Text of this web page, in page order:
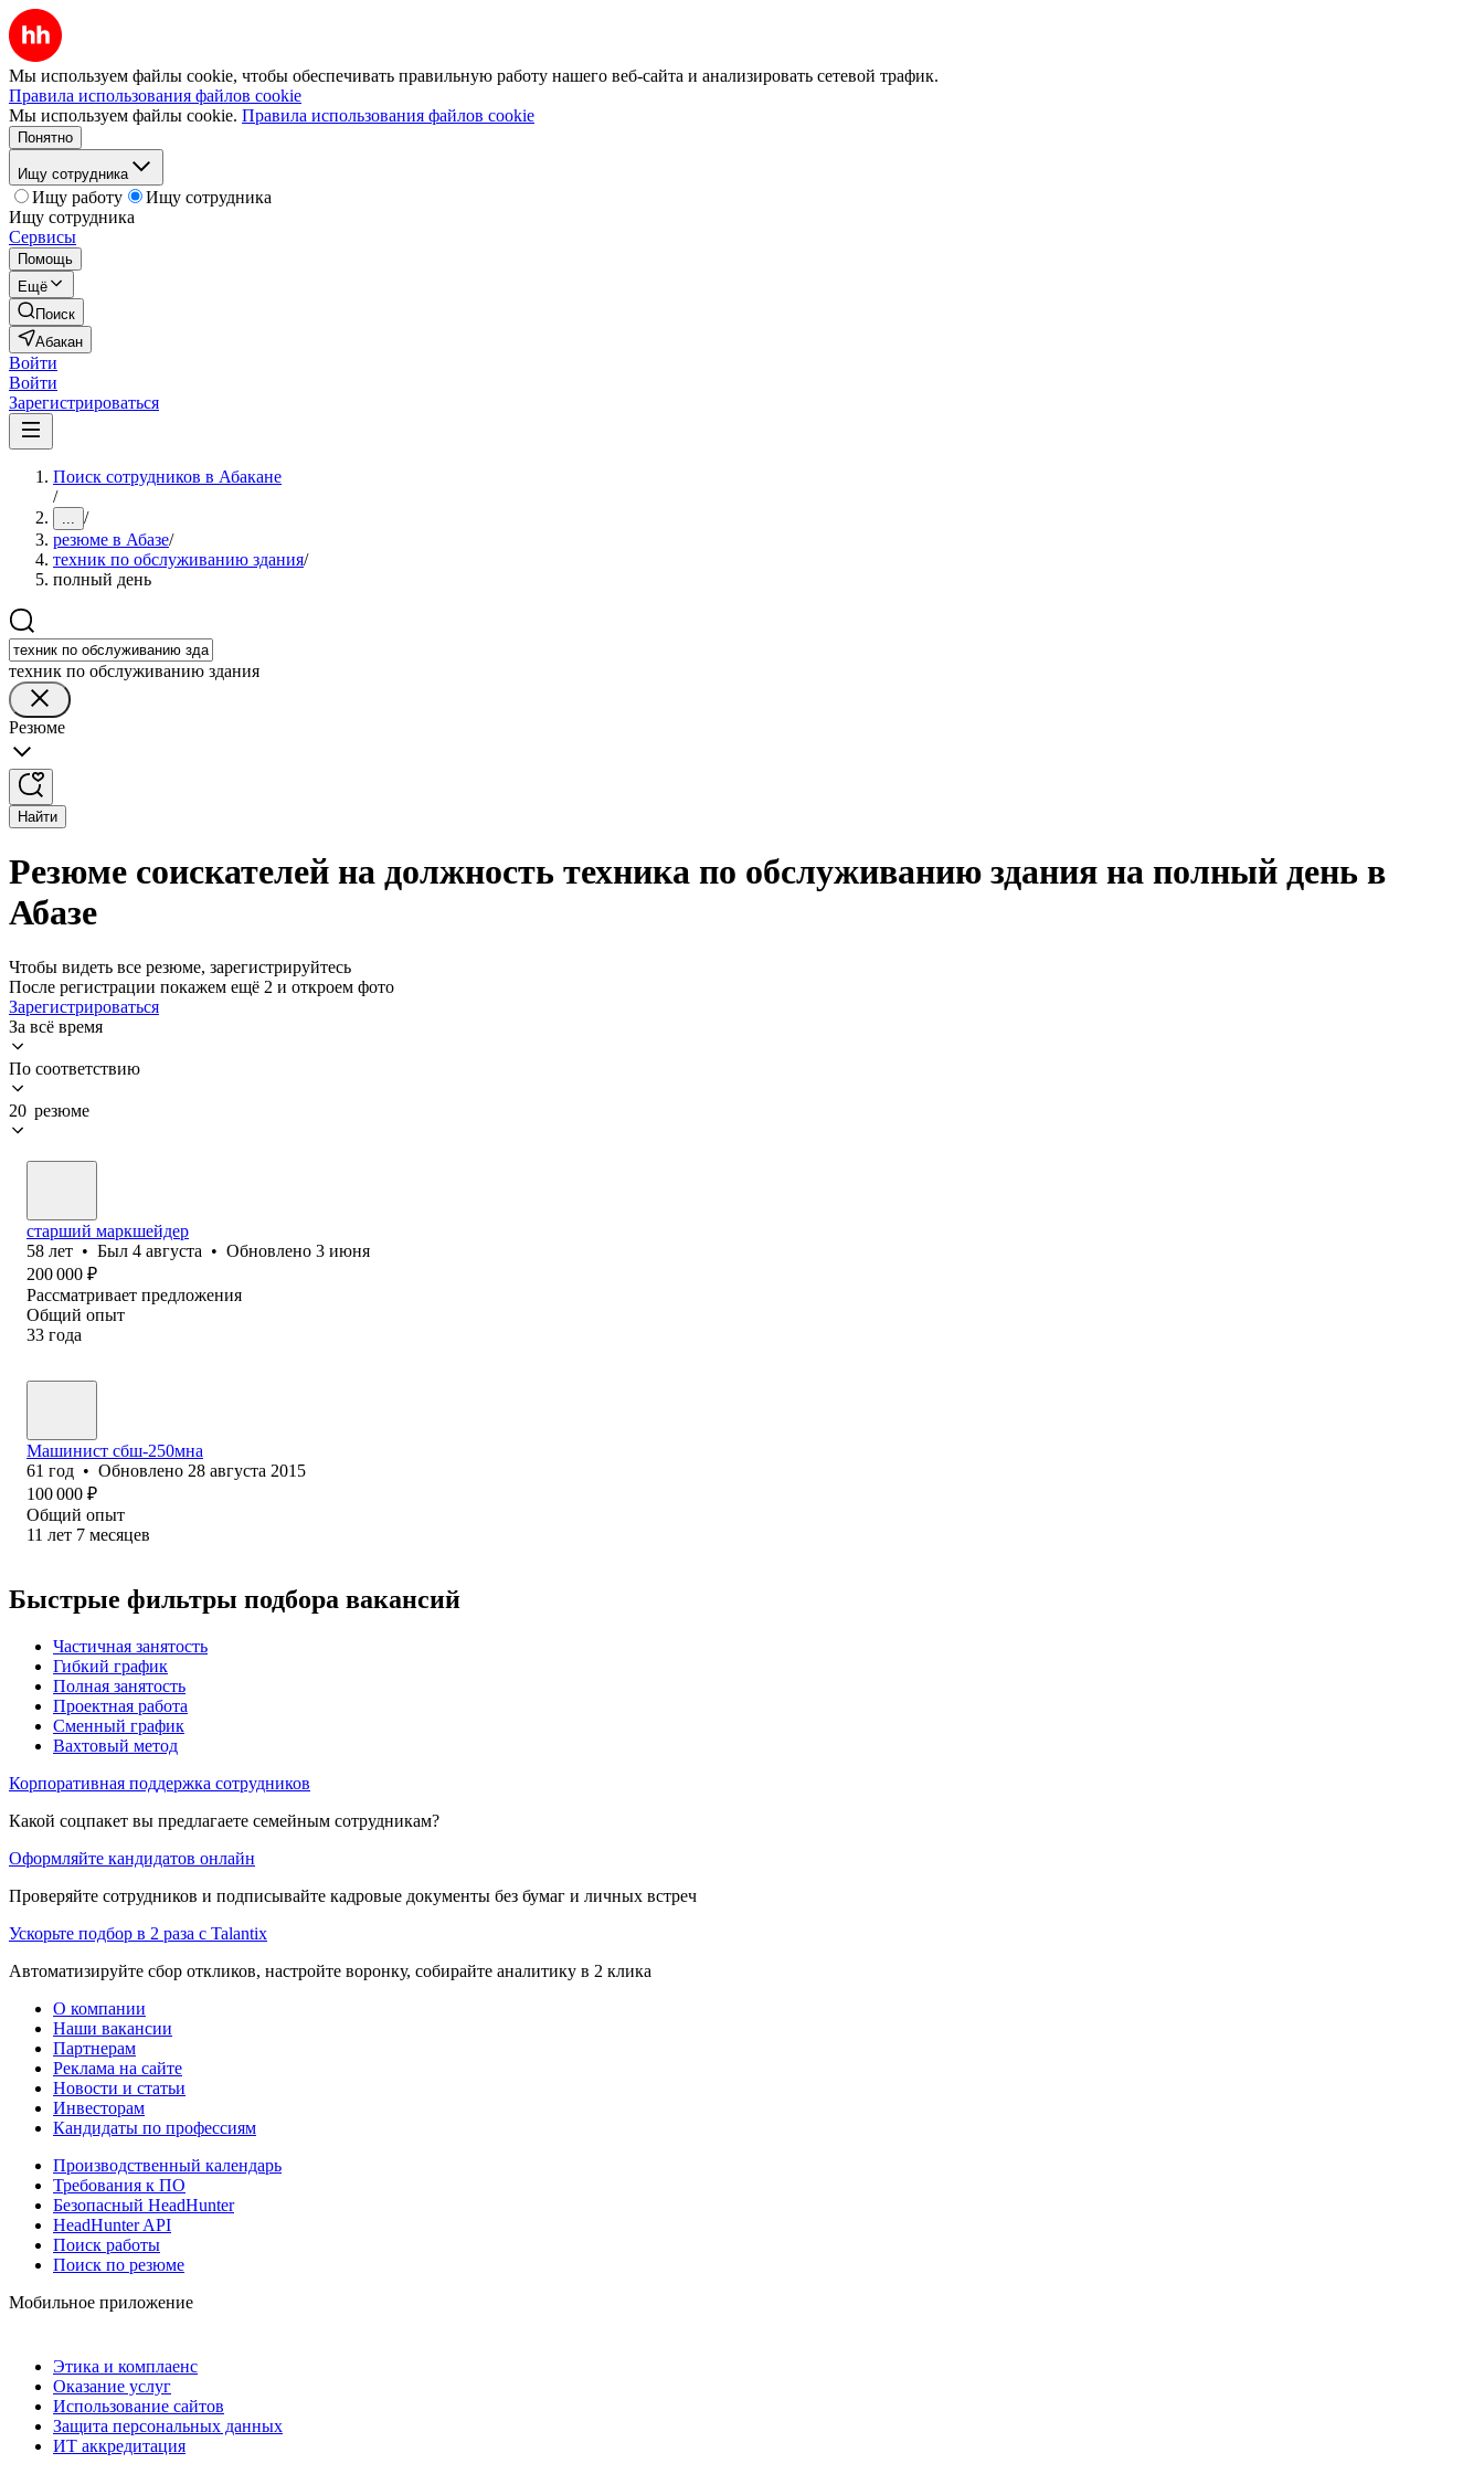
Мы используем файлы cookie, чтобы обеспечивать правильную работу нашего веб-сайта и анализировать сетевой трафик.
Правила использования файлов cookie
Мы используем файлы cookie. Правила использования файлов cookie
Понятно
Ищу сотрудника
Ищу работу
Ищу сотрудника
Ищу сотрудника
Сервисы
Помощь
Ещё
Поиск
Абакан
Войти
Войти
Зарегистрироваться
Поиск сотрудников в Абакане
/
... /
резюме в Абазе/
техник по обслуживанию здания/
полный день
техник по обслуживанию здания
Резюме
Найти
Резюме соискателей на должность техника по обслуживанию здания на полный день в
Абазе
Чтобы видеть все резюме, зарегистрируйтесь
После регистрации покажем ещё 2 и откроем фото
Зарегистрироваться
За всё время
По соответствию
20 резюме
старший маркшейдер
58 лет • Был 4 августа • Обновлено 3 июня
200 000 ₽
Рассматривает предложения
Общий опыт
33 года
Машинист сбш-250мна
61 год • Обновлено 28 августа 2015
100 000 ₽
Общий опыт
11 лет 7 месяцев
Быстрые фильтры подбора вакансий
Частичная занятость
Гибкий график
Полная занятость
Проектная работа
Сменный график
Вахтовый метод
Корпоративная поддержка сотрудников
Какой соцпакет вы предлагаете семейным сотрудникам?
Оформляйте кандидатов онлайн
Проверяйте сотрудников и подписывайте кадровые документы без бумаг и личных встреч
Ускорьте подбор в 2 раза с Talantix
Автоматизируйте сбор откликов, настройте воронку, собирайте аналитику в 2 клика
О компании
Наши вакансии
Партнерам
Реклама на сайте
Новости и статьи
Инвесторам
Кандидаты по профессиям
Производственный календарь
Требования к ПО
Безопасный HeadHunter
HeadHunter API
Поиск работы
Поиск по резюме
Мобильное приложение
Этика и комплаенс
Оказание услуг
Использование сайтов
Защита персональных данных
ИТ аккредитация